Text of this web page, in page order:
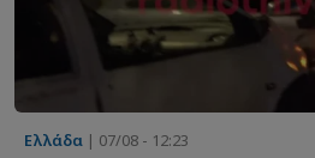
Ελλάδα | 07/08 - 12:23